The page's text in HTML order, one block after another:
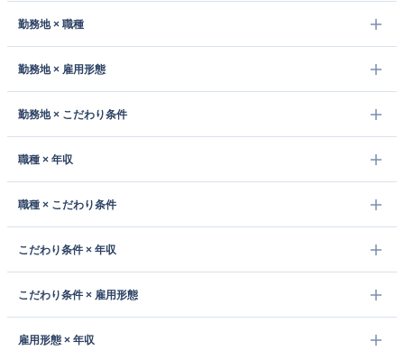
勤務地 × 職種
勤務地 × 雇用形態
勤務地 × こだわり条件
職種 × 年収
職種 × こだわり条件
こだわり条件 × 年収
こだわり条件 × 雇用形態
雇用形態 × 年収